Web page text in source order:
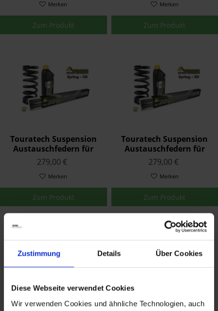
Zustimmung Details Über Cookies
Diese Webseite verwendet Cookies
Wir verwenden Cookies und ähnliche Technologien, auch
Merken
Zum Produkt
Merken
Zum Produkt
Touratech Suspension
Austauschfedern für
Yamaha YZF 1000 R1
2015 - 2020
279,00 €
Merken
Zum Produkt
Touratech Suspension
Austauschfedern für
Yamaha YZF 600 R6 2017
- 2020
279,00 €
Merken
Zum Produkt